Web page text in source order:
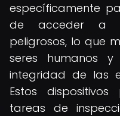
específicamente
de acceder a
peligrosos, lo que
seres humanos
integridad de las
Estos
tareas de